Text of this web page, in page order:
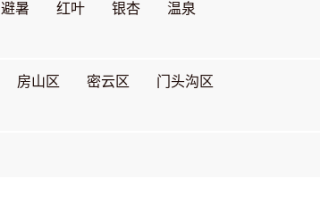
避暑 红叶 银杏
温泉
房山区 密云区
门头沟区